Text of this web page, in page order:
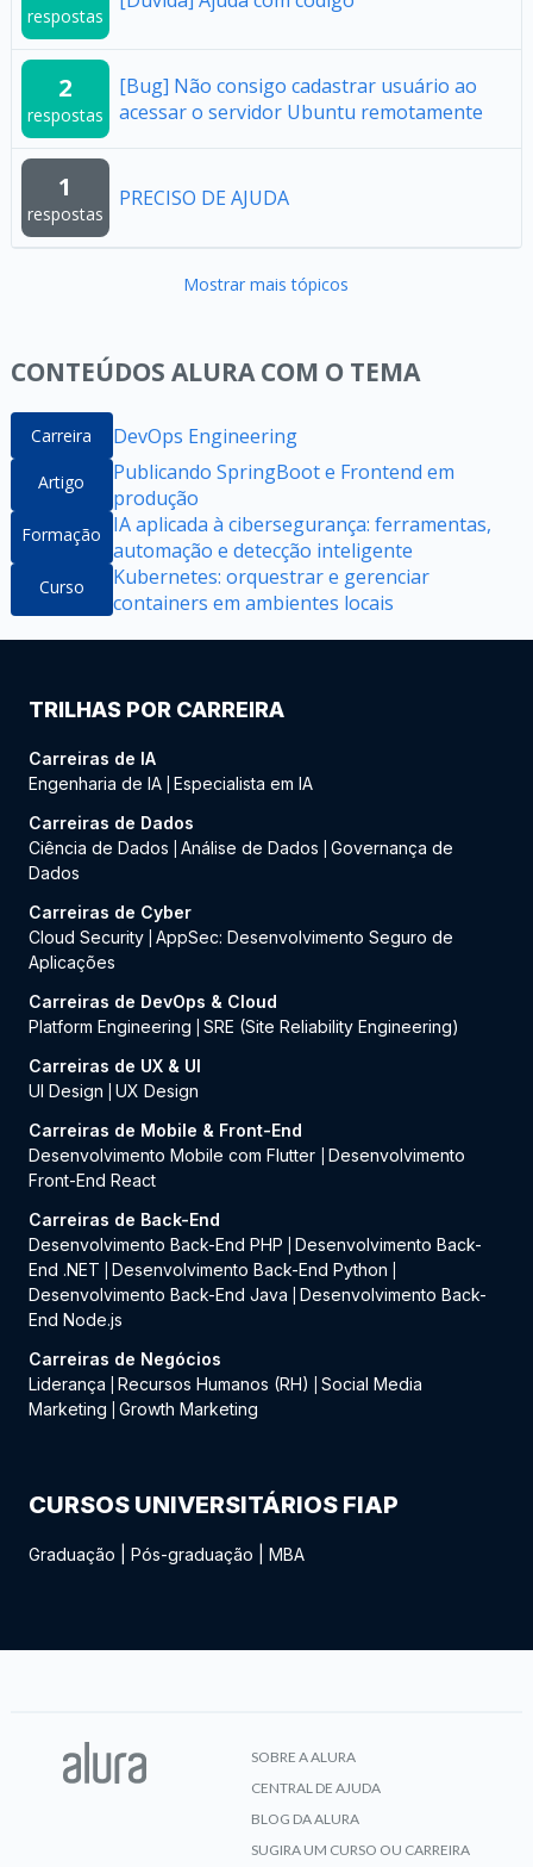
respostas
2
respostas
[Bug] Não consigo cadastrar usuário ao
acessar o servidor Ubuntu remotamente
1
respostas
PRECISO DE AJUDA
Mostrar mais tópicos
CONTEÚDOS ALURA COM O TEMA
Carreira DevOps Engineering
Artigo
Publicando SpringBoot e Frontend em
produção
Formação
IA aplicada à cibersegurança: ferramentas,
automação e detecção inteligente
Curso
Kubernetes: orquestrar e gerenciar
containers em ambientes locais
TRILHAS POR CARREIRA
Carreiras de IA
Engenharia de IA Especialista em IA
Carreiras de Dados
Ciência de Dados
Análise de Dados
Governança de
Dados
Carreiras de Cyber
Cloud Security AppSec: Desenvolvimento Seguro de
Aplicações
Carreiras de DevOps & Cloud
Platform Engineering
SRE (Site Reliability Engineering)
Carreiras de UX & UI
UI Design
UX Design
Carreiras de Mobile & Front-End
Desenvolvimento Mobile com Flutter
Desenvolvimento
Front-End React
Carreiras de Back-End
Desenvolvimento Back-End PHP
Desenvolvimento Back-
End .NET
Desenvolvimento Back-End Python
Desenvolvimento Back-End Java
Desenvolvimento Back-
End Node.js
Carreiras de Negócios
Liderança
Recursos Humanos (RH)
Social Media
Marketing
Growth Marketing
CURSOS UNIVERSITÁRIOS FIAP
Graduação Pós-graduação MBA
SOBRE A ALURA
CENTRAL DE AJUDA
BLOG DA ALURA
SUGIRA UM CURSO OU CARREIRA